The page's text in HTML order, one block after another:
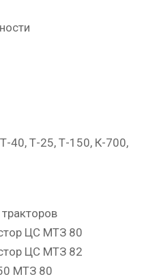
40, Т-25, Т-150, К-700,
ЦС МТЗ 80
ЦС МТЗ 82
МТЗ 80